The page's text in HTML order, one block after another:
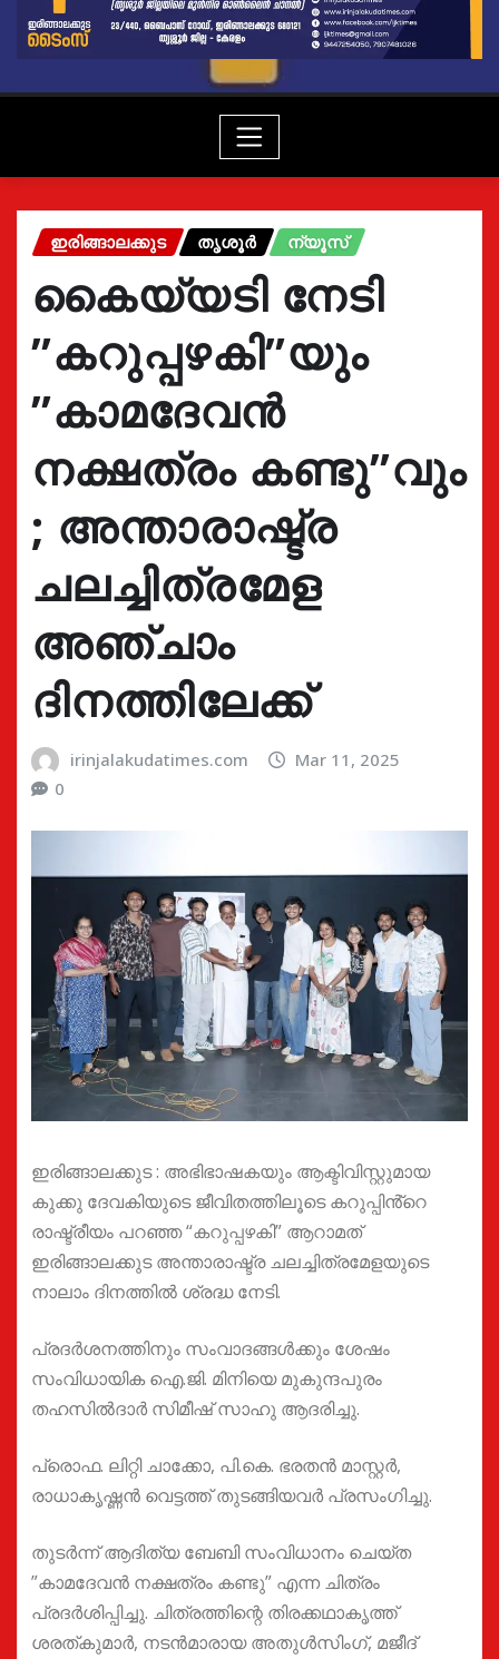
ഇരിങ്ങാലക്കുട തൃശൂർ ന്യൂസ്
കൈയ്യടി നേടി
”കറുപ്പഴകി”യും
”കാമദേവൻ
നക്ഷത്രം കണ്ടു”വും
; അന്താരാഷ്ട്ര
ചലച്ചിത്രമേള
അഞ്ചാം
ദിനത്തിലേക്ക്
irinjalakudatimes.com
Mar 11, 2025
0
ഇരിങ്ങാലക്കുട : അഭിഭാഷകയും ആക്ടിവിസ്റ്റുമായ
കുക്കു ദേവകിയുടെ ജീവിതത്തിലൂടെ കറുപ്പിൻ്റെ
രാഷ്ട്രീയം പറഞ്ഞ “കറുപ്പഴകി” ആറാമത്
ഇരിങ്ങാലക്കുട അന്താരാഷ്ട്ര ചലച്ചിത്രമേളയുടെ
നാലാം ദിനത്തിൽ ശ്രദ്ധ നേടി.
പ്രദർശനത്തിനും സംവാദങ്ങൾക്കും ശേഷം
സംവിധായിക ഐ.ജി. മിനിയെ മുകുന്ദപുരം
തഹസിൽദാർ സിമീഷ് സാഹു ആദരിച്ചു.
പ്രൊഫ. ലിറ്റി ചാക്കോ, പി.കെ. ഭരതൻ മാസ്റ്റർ,
രാധാകൃഷ്ണൻ വെട്ടത്ത് തുടങ്ങിയവർ പ്രസംഗിച്ചു.
തുടർന്ന് ആദിത്യ ബേബി സംവിധാനം ചെയ്ത
”കാമദേവൻ നക്ഷത്രം കണ്ടു” എന്ന ചിത്രം
പ്രദർശിപ്പിച്ചു. ചിത്രത്തിന്റെ തിരക്കഥാകൃത്ത്
ശരത്കുമാർ, നടൻമാരായ അതുൾസിംഗ്, മജീദ്